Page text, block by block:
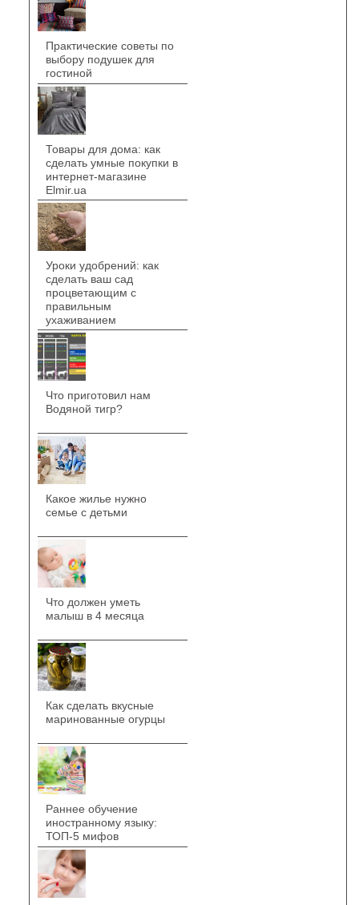
Практические советы по
выбору подушек для
гостиной
Товары для дома: как
сделать умные покупки в
интернет-магазине
Elmir.ua
Уроки удобрений: как
сделать ваш сад
процветающим с
правильным
ухаживанием
Что приготовил нам
Водяной тигр?
Какое жилье нужно
семье с детьми
Что должен уметь
малыш в 4 месяца
Как сделать вкусные
маринованные огурцы
Раннее обучение
иностранному языку:
ТОП-5 мифов